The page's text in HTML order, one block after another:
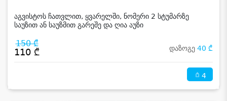
აგვისტოს ჩათვლით, ყვარელში, ნომერი 2 სტუმარზე
საუზით ან საუზმით გარეშე და ღია აუზი
150 ₾
110 ₾ დაზოგე 40 ₾
4